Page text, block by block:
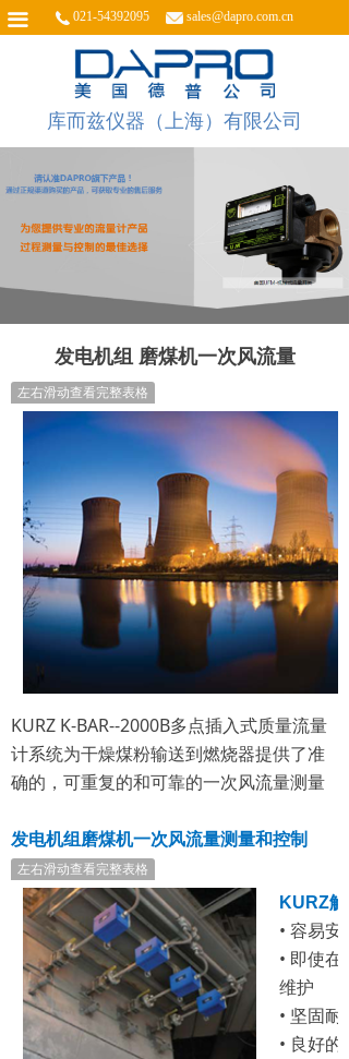
021-54392095 sales@dapro.com.cn
끀
库而兹仪器（上海）有限公司
左右滑动查看完整表格
KURZ K-BAR--2000B多点插入式质量流量
计系统为干燥煤粉输送到燃烧器提供了准
确的，可重复的和可靠的一次风流量测量
发电机组磨煤机一次风流量测量和控制
左右滑动查看完整表格
KURZ解
• 容易安装
• 即使
维护
• 坚固
• 良好的
发电机组 磨煤机一次风流量